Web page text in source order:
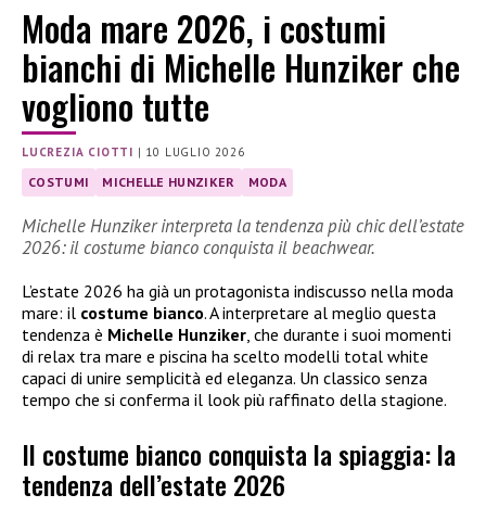
Moda mare 2026, i costumi
bianchi di Michelle Hunziker che
vogliono tutte
LUCREZIA CIOTTI | 10 LUGLIO 2026
COSTUMI MICHELLE HUNZIKER MODA
Michelle Hunziker interpreta la tendenza più chic dell’estate
2026: il costume bianco conquista il beachwear.
L’estate 2026 ha già un protagonista indiscusso nella moda
mare: il costume bianco. A interpretare al meglio questa
tendenza è Michelle Hunziker , che durante i suoi momenti
di relax tra mare e piscina ha scelto modelli total white
capaci di unire semplicità ed eleganza. Un classico senza
tempo che si conferma il look più raffinato della stagione.
Il costume bianco conquista la spiaggia: la
tendenza dell’estate 2026